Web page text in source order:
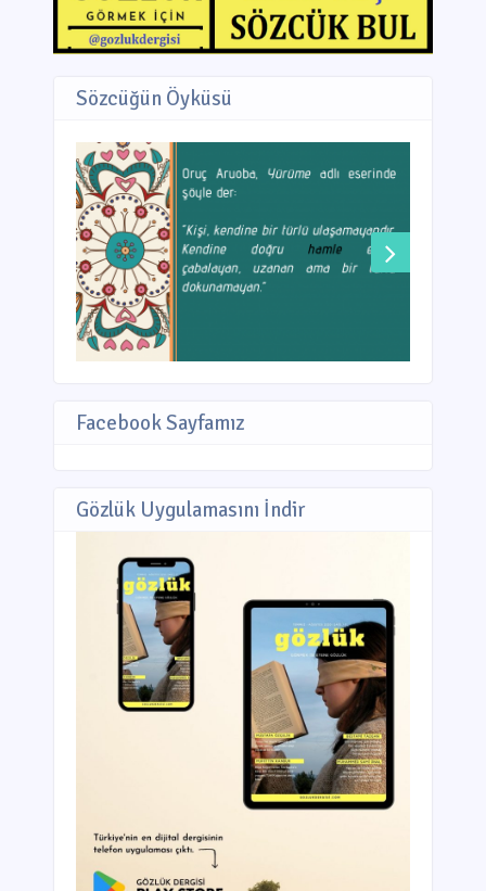
Sözcüğün Öyküsü
Facebook Sayfamız
Gözlük Uygulamasını İndir